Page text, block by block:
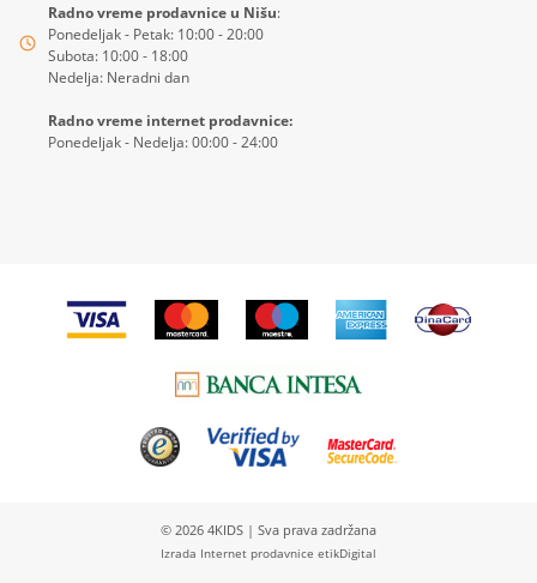
Radno vreme prodavnice u Nišu:
Ponedeljak - Petak: 10:00 - 20:00
Subota: 10:00 - 18:00
Nedelja: Neradni dan
Radno vreme internet prodavnice:
Ponedeljak - Nedelja: 00:00 - 24:00
© 2026 4KIDS | Sva prava zadržana
Izrada Internet prodavnice etikDigital